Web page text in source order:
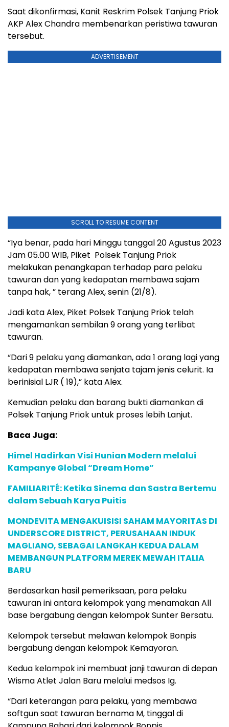
Saat dikonfirmasi, Kanit Reskrim Polsek Tanjung Priok
AKP Alex Chandra membenarkan peristiwa tawuran
tersebut.
ADVERTISEMENT
SCROLL TO RESUME CONTENT
“Iya benar, pada hari Minggu tanggal 20 Agustus 2023
Jam 05.00 WIB, Piket Polsek Tanjung Priok
melakukan penangkapan terhadap para pelaku
tawuran dan yang kedapatan membawa sajam
tanpa hak, ” terang Alex, senin (21/8).
Jadi kata Alex, Piket Polsek Tanjung Priok telah
mengamankan sembilan 9 orang yang terlibat
tawuran.
“Dari 9 pelaku yang diamankan, ada 1 orang lagi yang
kedapatan membawa senjata tajam jenis celurit. Ia
berinisial LJR ( 19),” kata Alex.
Kemudian pelaku dan barang bukti diamankan di
Polsek Tanjung Priok untuk proses lebih Lanjut.
Baca Juga:
Himel Hadirkan Visi Hunian Modern melalui
Kampanye Global “Dream Home”
FAMILIARITÉ: Ketika Sinema dan Sastra Bertemu
dalam Sebuah Karya Puitis
MONDEVITA MENGAKUISISI SAHAM MAYORITAS DI
UNDERSCORE DISTRICT, PERUSAHAAN INDUK
MAGLIANO, SEBAGAI LANGKAH KEDUA DALAM
MEMBANGUN PLATFORM MEREK MEWAH ITALIA
BARU
Berdasarkan hasil pemeriksaan, para pelaku
tawuran ini antara kelompok yang menamakan All
base bergabung dengan kelompok Sunter Bersatu.
Kelompok tersebut melawan kelompok Bonpis
bergabung dengan kelompok Kemayoran.
Kedua kelompok ini membuat janji tawuran di depan
Wisma Atlet Jalan Baru melalui medsos Ig.
“Dari keterangan para pelaku, yang membawa
softgun saat tawuran bernama M, tinggal di